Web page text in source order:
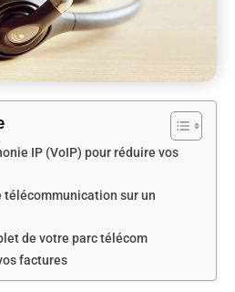
IP (VoIP) pour réduire vos
sur un
de votre parc télécom
factures